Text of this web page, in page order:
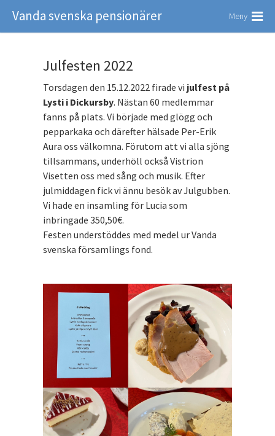
Vanda svenska pensionärer Meny
Julfesten 2022
Torsdagen den 15.12.2022 firade vi julfest på
Lysti i Dickursby. Nästan 60 medlemmar
fanns på plats. Vi började med glögg och
pepparkaka och därefter hälsade Per-Erik
Aura oss välkomna. Förutom att vi alla sjöng
tillsammans, underhöll också Vistrion
Visetten oss med sång och musik. Efter
julmiddagen fick vi ännu besök av Julgubben.
Vi hade en insamling för Lucia som
inbringade 350,50€.
Festen understöddes med medel ur Vanda
svenska församlings fond.